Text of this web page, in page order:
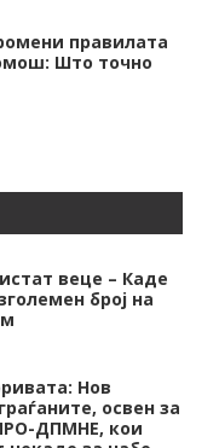
правилата
Што точно
веце – Каде
број на
Нов
освен за
ДПМНЕ, кои